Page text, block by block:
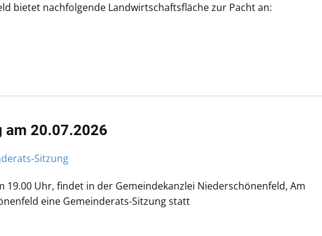
bietet nachfolgende Landwirtschaftsfläche zur Pacht an:
am 20.07.2026
Sitzung
19.00 Uhr, findet in der Gemeindekanzlei Niederschönenfeld, Am
eine Gemeinderats-Sitzung statt